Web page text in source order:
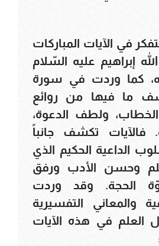
في الآيات المباركات
إبراهيم عليه السّلام
كما وردت في سورة
ما فيها من روائع
الخطاب، ولطف الدعوة،
فالآيات تكشف جانباً
الداعية الحكيم الذي
وحسن الأدب ورفق
الحجة. وقد وردت
والمعاني التفسيرية
العلم في هذه الآيات